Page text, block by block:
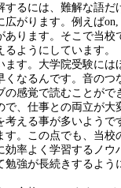
するには、難解な語
がります。例えば
ります。そこで当
ようにしています。
す。大学院受験に
なるんです。音の
感覚で読むことが
、仕事との両立が
える事が多いよう
。この点でも、当
率よく学習するノ
強が長続きするよ